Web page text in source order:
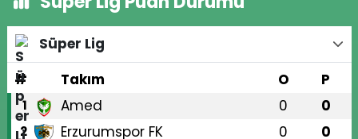
Süper Lig
#
Takım O P
1 Amed 0 0
2 Erzurumspor FK 0 0